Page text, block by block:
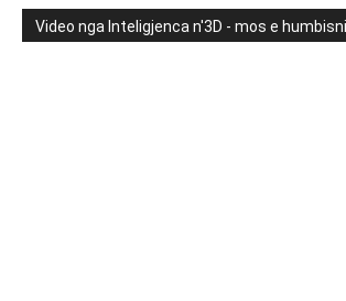
Video nga Inteligjenca n'3D - mos e